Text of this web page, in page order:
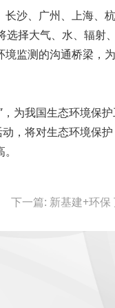
沙、广州、上海、
择大气、水、辐射
监测的沟通桥梁，
为我国生态环境保护
，将对生态环境保